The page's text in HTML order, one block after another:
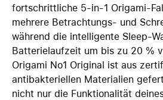
fortschrittliche 5-in-1 Origami-
mehrere Betrachtungs- und
während die intelligente Sleep-
Batterielaufzeit um bis zu 20 %
Origami No1 Original ist aus
antibakteriellen Materialien
nicht nur die Funktionalität